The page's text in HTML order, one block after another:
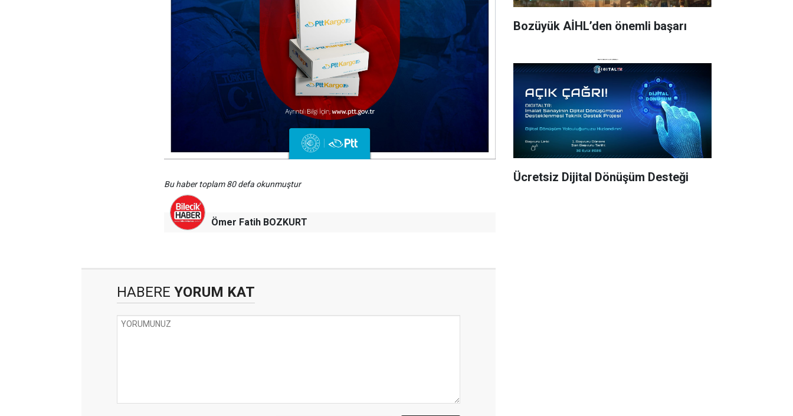
Bu haber toplam 80 defa okunmuştur
Ömer Fatih BOZKURT
HABERE YORUM KAT
Bozüyük AİHL’den önemli başarı
Ücretsiz Dijital Dönüşüm Desteği